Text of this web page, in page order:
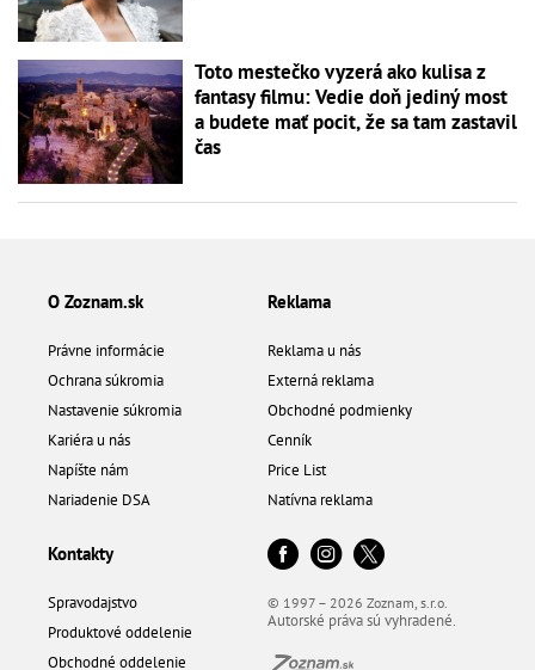
Toto mestečko vyzerá ako kulisa z
fantasy filmu: Vedie doň jediný most
a budete mať pocit, že sa tam zastavil
čas
O Zoznam.sk
Právne informácie
Ochrana súkromia
Nastavenie súkromia
Kariéra u nás
Napíšte nám
Nariadenie DSA
Reklama
Reklama u nás
Externá reklama
Obchodné podmienky
Cenník
Price List
Natívna reklama
Kontakty
Spravodajstvo
Produktové oddelenie
Obchodné oddelenie
© 1997 – 2026 Zoznam, s.r.o.
Autorské práva sú vyhradené.